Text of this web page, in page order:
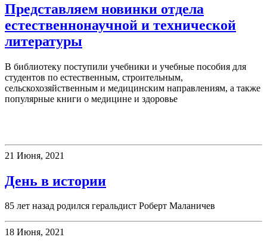
Представляем новинки отдела
естественнонаучной и технической
литературы
В библиотеку поступили учебники и учебные пособия для
студентов по естественным, строительным,
сельскохозяйственным и медицинским направлениям, а также
популярные книги о медицине и здоровье
21 Июня, 2021
День в истории
85 лет назад родился геральдист Роберт Маланичев
18 Июня, 2021